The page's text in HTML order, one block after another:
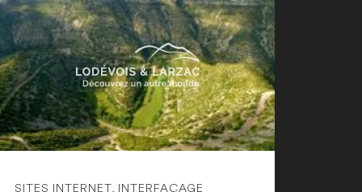
SITES INTERNET, INTERFAÇAGE